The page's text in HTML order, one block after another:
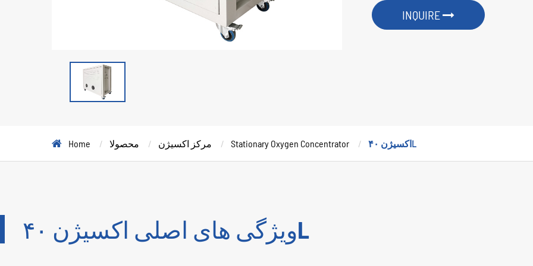
INQUIRE
Home محصولا مرکز اکسیژن Stationary Oxygen Concentrator اکسیژن ۴۰L
ویژگی های اصلی اکسیژن ۴۰L